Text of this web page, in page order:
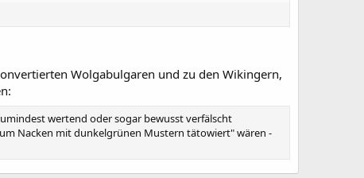
Wolgabulgaren und zu den Wikingern,
wertend oder sogar bewusst verfälscht
Nacken mit dunkelgrünen Mustern tätowiert" wären -